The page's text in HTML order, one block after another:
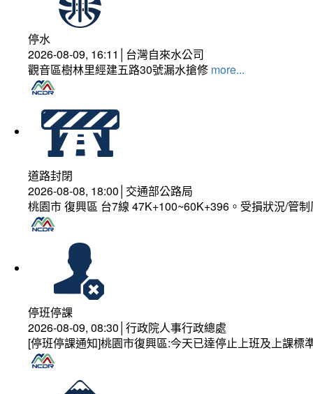
停水
2026-08-09, 16:11│台灣自來水公司
觀音區樹林里經建五路30號漏水搶修 more...
道路封閉
2026-08-08, 18:00│交通部公路局
桃園市 復興區 台7線 47K+100~60K+396。受損狀況/管
停班停課
2026-08-09, 08:30│行政院人事行政總處
[停班停課通知]桃園市復興區:今天已達停止上班及上課